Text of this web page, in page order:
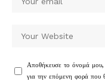
Αποθήκευσε το όνομά
για την επόμενη φορά που